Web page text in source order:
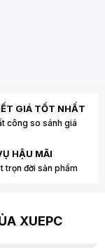
GIÁ TỐT NHẤT
công so sánh giá
HẬU MÃI
trọn đời sản phẩm
XUEPC